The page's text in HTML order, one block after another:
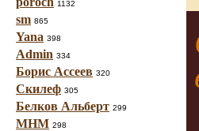
1132
sm 865
Yana 398
Admin 334
Борис Ассеев 320
Скилеф 305
Белков Альберт 299
МНМ 298